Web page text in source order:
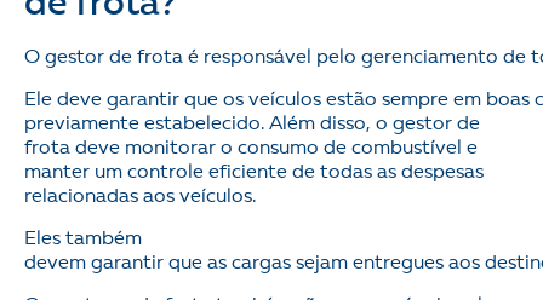
O gestor de frota é responsável pelo gerenciamento de
Ele deve garantir que os veículos estão sempre em
previamente estabelecido. Além disso, o gestor de
frota deve monitorar o consumo de combustível e
manter um controle eficiente de todas as despesas
relacionadas aos veículos.
Eles também
devem garantir que as cargas sejam entregues aos